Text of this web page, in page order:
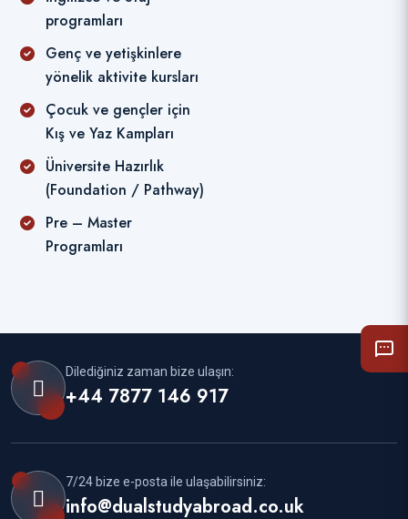
programları
Genç ve yetişkinlere
yönelik aktivite kursları
Çocuk ve gençler için
Kış ve Yaz Kampları
Üniversite Hazırlık
(Foundation / Pathway)
Pre – Master
Programları
Dilediğiniz zaman bize ulaşın:
+44 7877 146 917
7/24 bize e-posta ile ulaşabilirsiniz:
info@dualstudyabroad.co.uk